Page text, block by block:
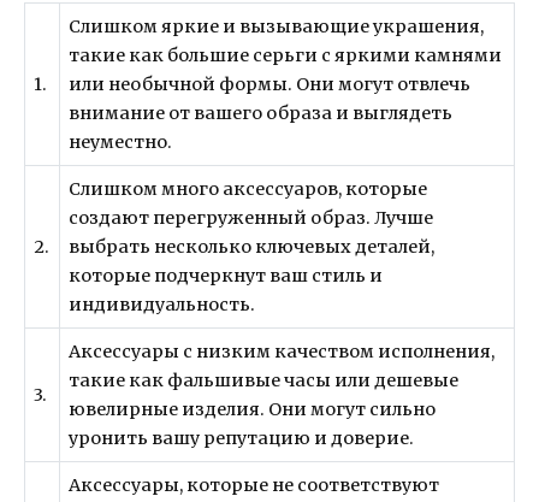
1.
Слишком яркие и вызывающие украшения,
такие как большие серьги с яркими камнями
или необычной формы. Они могут отвлечь
внимание от вашего образа и выглядеть
неуместно.
2.
Слишком много аксессуаров, которые
создают перегруженный образ. Лучше
выбрать несколько ключевых деталей,
которые подчеркнут ваш стиль и
индивидуальность.
3.
Аксессуары с низким качеством исполнения,
такие как фальшивые часы или дешевые
ювелирные изделия. Они могут сильно
уронить вашу репутацию и доверие.
Аксессуары, которые не соответствуют